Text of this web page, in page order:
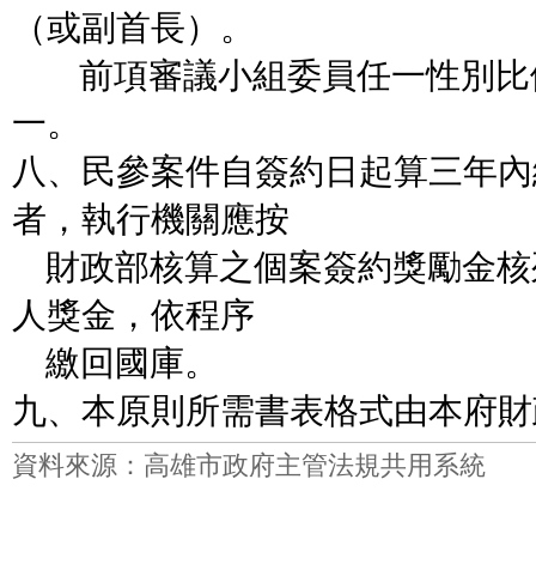
（或副首長）。
前項審議小組委員任一性別比
一。
八、民參案件自簽約日起算三年
者，執行機關應按
財政部核算之個案簽約獎勵金
人獎金，依程序
繳回國庫。
九、本原則所需書表格式由本府
資料來源：高雄市政府主管法規共用系統